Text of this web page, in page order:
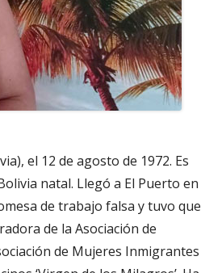
el 12 de agosto de 1972. Es
natal. Llegó a El Puerto en
de trabajo falsa y tuvo que
de la Asociación de
de Mujeres Inmigrantes